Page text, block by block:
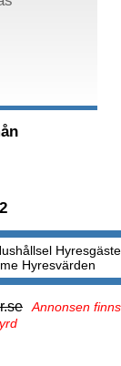
Hyresvärden
Annonsen